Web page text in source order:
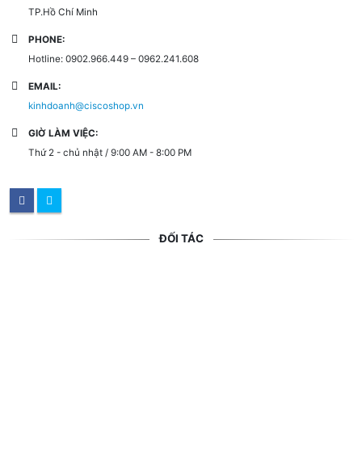
TP.Hồ Chí Minh
PHONE:
Hotline: 0902.966.449 – 0962.241.608
EMAIL:
kinhdoanh@ciscoshop.vn
GIỜ LÀM VIỆC:
Thứ 2 - chủ nhật / 9:00 AM - 8:00 PM
ĐỐI TÁC